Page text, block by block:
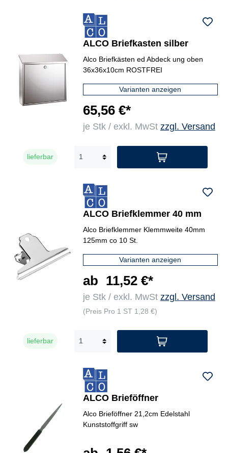
ALCO Briefkasten silber
Alco Briefkästen ed Abdeck ung oben
36x36x10cm ROSTFREI
Varianten anzeigen
65,56 €*
je Stk / exkl. MwSt zzgl. Versand
lieferbar
ALCO Briefklemmer 40 mm
Alco Briefklemmer Klemmweite 40mm
125mm co 10 St.
Varianten anzeigen
ab 11,52 €*
je Stk / exkl. MwSt zzgl. Versand
(Preis Pro 1 ST 1,28 €)
lieferbar
ALCO Brieföffner
Alco Brieföffner 21,2cm Edelstahl
Kunststoffgriff sw